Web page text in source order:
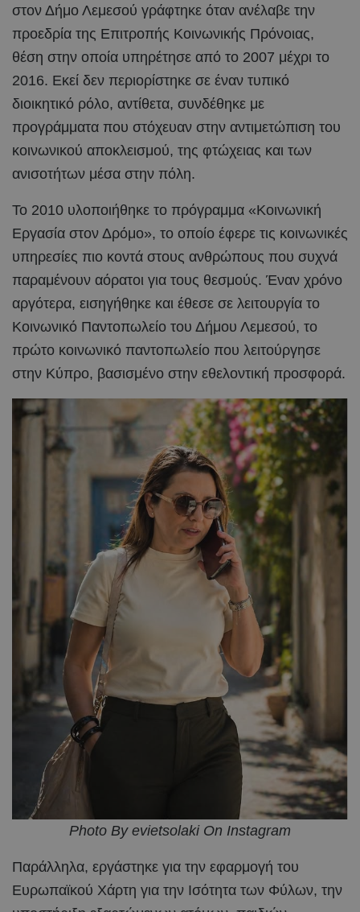
στον Δήμο Λεμεσού γράφτηκε όταν ανέλαβε την
προεδρία της Επιτροπής Κοινωνικής Πρόνοιας,
θέση στην οποία υπηρέτησε από το 2007 μέχρι το
2016. Εκεί δεν περιορίστηκε σε έναν τυπικό
διοικητικό ρόλο, αντίθετα, συνδέθηκε με
προγράμματα που στόχευαν στην αντιμετώπιση του
κοινωνικού αποκλεισμού, της φτώχειας και των
ανισοτήτων μέσα στην πόλη.
Το 2010 υλοποιήθηκε το πρόγραμμα «Κοινωνική
Εργασία στον Δρόμο», το οποίο έφερε τις κοινωνικές
υπηρεσίες πιο κοντά στους ανθρώπους που συχνά
παραμένουν αόρατοι για τους θεσμούς. Έναν χρόνο
αργότερα, εισηγήθηκε και έθεσε σε λειτουργία το
Κοινωνικό Παντοπωλείο του Δήμου Λεμεσού, το
πρώτο κοινωνικό παντοπωλείο που λειτούργησε
στην Κύπρο, βασισμένο στην εθελοντική προσφορά.
Photo By evietsolaki On Instagram
Παράλληλα, εργάστηκε για την εφαρμογή του
Ευρωπαϊκού Χάρτη για την Ισότητα των Φύλων, την